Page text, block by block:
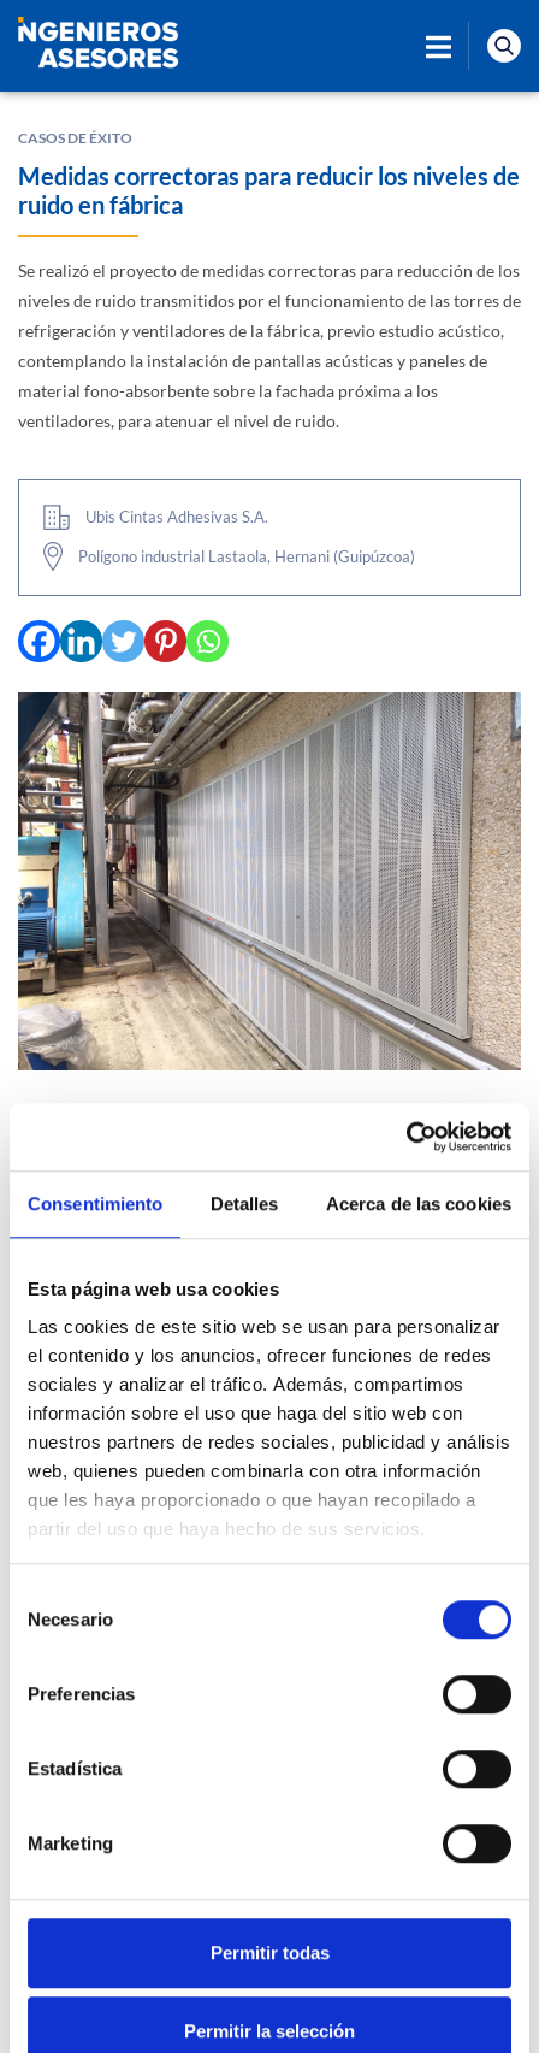
Consentimiento Detalles Acerca de las cookies
Esta página web usa cookies
Las cookies de este sitio web se usan para personalizar
el contenido y los anuncios, ofrecer funciones de redes
sociales y analizar el tráfico. Además, compartimos
información sobre el uso que haga del sitio web con
nuestros partners de redes sociales, publicidad y análisis
web, quienes pueden combinarla con otra información
que les haya proporcionado o que hayan recopilado a
partir del uso que haya hecho de sus servicios.
Necesario
Preferencias
Estadística
Marketing
Permitir todas
Permitir la selección
CASOS DE ÉXITO
Medidas correctoras para reducir los niveles de
ruido en fábrica
Se realizó el proyecto de medidas correctoras para reducción de los
niveles de ruido transmitidos por el funcionamiento de las torres de
refrigeración y ventiladores de la fábrica, previo estudio acústico,
contemplando la instalación de pantallas acústicas y paneles de
material fono-absorbente sobre la fachada próxima a los
ventiladores, para atenuar el nivel de ruido.
Ubis Cintas Adhesivas S.A.
Polígono industrial Lastaola, Hernani (Guipúzcoa)